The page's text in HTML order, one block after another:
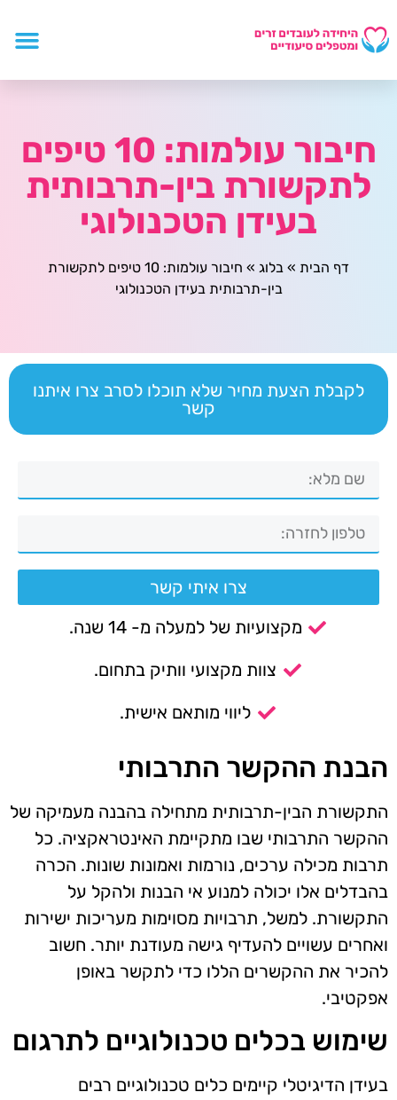
חיבור עולמות: 10 טיפים
לתקשורת בין-תרבותית
בעידן הטכנולוגי
דף הבית » בלוג »
חיבור עולמות: 10 טיפים לתקשורת
בין-תרבותית בעידן הטכנולוגי
לקבלת הצעת מחיר שלא תוכלו לסרב צרו איתנו
קשר
צרו איתי קשר
מקצועיות של למעלה מ- 14 שנה.
צוות מקצועי וותיק בתחום.
ליווי מותאם אישית.
הבנת ההקשר התרבותי
התקשורת הבין-תרבותית מתחילה בהבנה מעמיקה של
ההקשר התרבותי שבו מתקיימת האינטראקציה. כל
תרבות מכילה ערכים, נורמות ואמונות שונות. הכרה
בהבדלים אלו יכולה למנוע אי הבנות ולהקל על
התקשורת. למשל, תרבויות מסוימות מעריכות ישירות
ואחרים עשויים להעדיף גישה מעודנת יותר. חשוב
להכיר את ההקשרים הללו כדי לתקשר באופן
אפקטיבי.
שימוש בכלים טכנולוגיים לתרגום
בעידן הדיגיטלי קיימים כלים טכנולוגיים רבים